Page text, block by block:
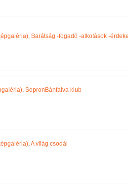
, Barátság -fogadó -alkotások -
, SopronBánfalva klub
,A világ csodái